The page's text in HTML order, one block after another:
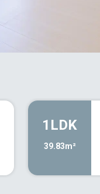
1LDK
39.83m²